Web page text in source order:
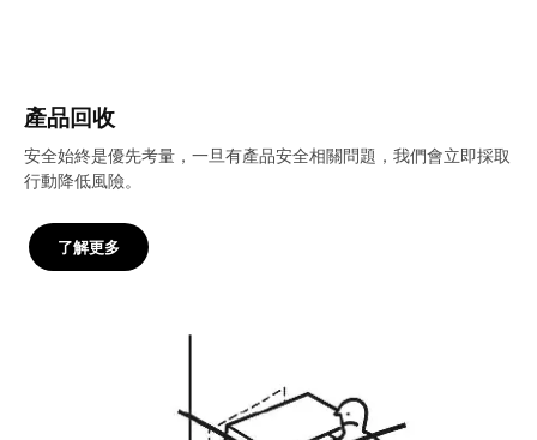
產品回收
安全始終是優先考量，一旦有產品安全相關問題，我們會立即採取
行動降低風險。
了解更多